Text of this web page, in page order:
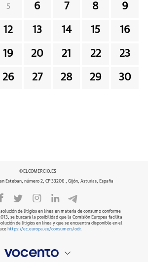
5 6 7 8 9
12 13 14 15 16
19 20 21 22 23
26 27 28 29 30
©ELCOMERCIO.ES
Esteban, número 2, CP 33206 , Gijón, Asturias, España
de litigios en línea en materia de consumo conforme
se buscará la posibilidad que la Comisión Europea facilita
de litigios en línea y que se encuentra disponible en el
https://ec.europa.eu/consumers/odr.